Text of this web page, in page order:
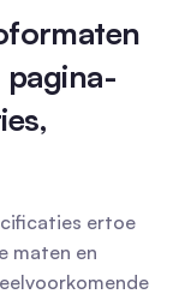
ertoe
maten en